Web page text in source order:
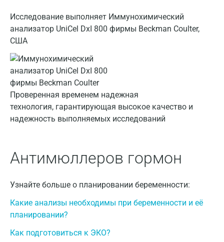
Исследование выполняет Иммунохимический
анализатор UniCel DxI 800 фирмы Beckman Coulter,
США
Проверенная временем надежная
технология, гарантирующая высокое качество и
надежность выполняемых исследований
Антимюллеров гормон
Узнайте больше о планировании беременности:
Какие анализы необходимы при беременности и её
планировании?
Как подготовиться к ЭКО?
Великий Новгород
Владимир
Волжский
Гатчина
Геленджик